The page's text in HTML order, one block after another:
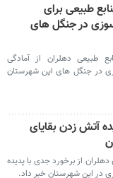
طبیعی برای
در جنگل های
طبیعی دهلران از آمادگی
در جنگل های این شهرستان
آتش زدن بقایای
از برخورد جدی با پدیده
در این شهرستان خبر داد.